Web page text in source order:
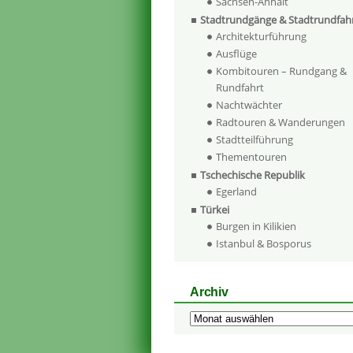
Stadtrundgänge &
Architekturführung
Ausflüge
Kombitouren – Rundgang &
Rundfahrt
Nachtwächter
Radtouren & Wanderungen
Stadtteilführung
Thementouren
Tschechische Republik
Egerland
Türkei
Burgen in Kilikien
Istanbul & Bosporus
Archiv
Archiv